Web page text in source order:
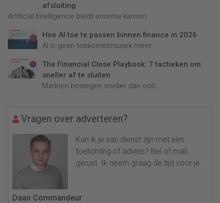
afsluiting
Artificial Intelligence biedt enorme kansen...
Hoe AI toe te passen binnen finance in 2026
AI is geen toekomstmuziek meer...
The Financial Close Playbook: 7 tactieken om
sneller af te sluiten
Markten bewegen sneller dan ooit....
Vragen over adverteren?
Kan ik je van dienst zijn met een
toelichting of advies? Bel of mail
gerust. Ik neem graag de tijd voor je.
Daan Commandeur